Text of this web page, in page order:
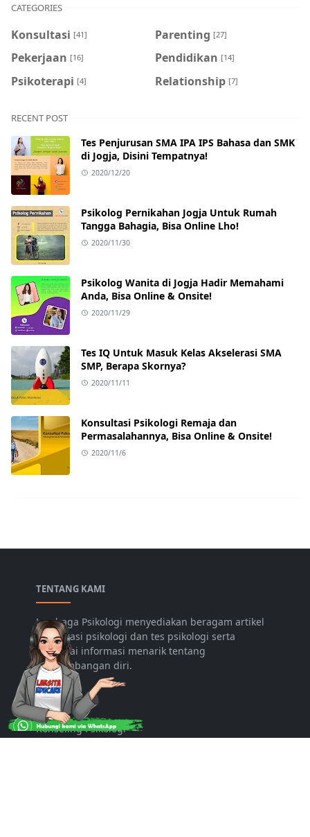
CATEGORIES
Konsultasi [41] Parenting [27]
Pekerjaan [16] Pendidikan [14]
Psikoterapi [4] Relationship [7]
RECENT POST
Tes Penjurusan SMA IPA IPS Bahasa dan SMK
di Jogja, Disini Tempatnya!
2020/12/20
Psikolog Pernikahan Jogja Untuk Rumah
Tangga Bahagia, Bisa Online Lho!
2020/11/30
Psikolog Wanita di Jogja Hadir Memahami
Anda, Bisa Online & Onsite!
2020/11/29
Tes IQ Untuk Masuk Kelas Akselerasi SMA
SMP, Berapa Skornya?
2020/11/11
Konsultasi Psikologi Remaja dan
Permasalahannya, Bisa Online & Onsite!
2020/11/6
TENTANG KAMI
Lembaga Psikologi menyediakan beragam artikel
konsultasi psikologi dan tes psikologi serta
berbagai informasi menarik tentang
pengembangan diri.
LAYANAN
Konseling Psikologi